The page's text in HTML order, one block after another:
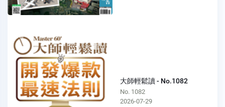
大師輕鬆讀 - No.1082
No. 1082
2026-07-29